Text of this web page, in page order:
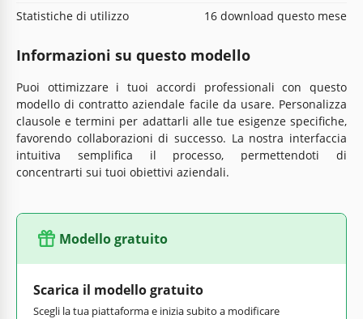
Statistiche di utilizzo
16 download questo mese
Informazioni su questo modello
Puoi ottimizzare i tuoi accordi professionali con questo
modello di contratto aziendale facile da usare. Personalizza
clausole e termini per adattarli alle tue esigenze specifiche,
favorendo collaborazioni di successo. La nostra interfaccia
intuitiva semplifica il processo, permettendoti di
concentrarti sui tuoi obiettivi aziendali.
Modello gratuito
Scarica il modello gratuito
Scegli la tua piattaforma e inizia subito a modificare